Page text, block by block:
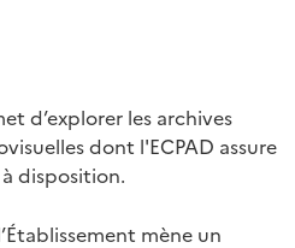
d’explorer les archives
dont l'ECPAD assure
disposition.
mène un